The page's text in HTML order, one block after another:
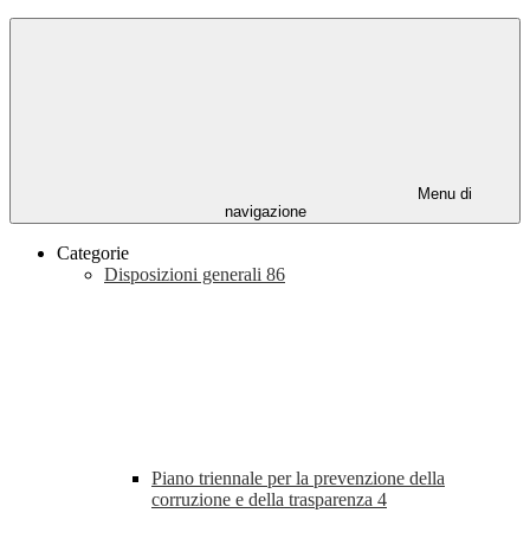
Menu di
navigazione
Categorie
Disposizioni generali 86
Piano triennale per la prevenzione della
corruzione e della trasparenza 4